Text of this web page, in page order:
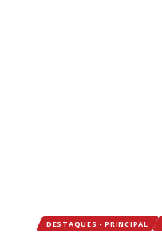
DESTAQUES - PRINCIPAL